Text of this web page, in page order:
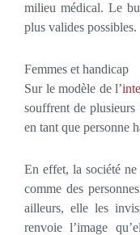
milieu médical. Le
plus valides possibles.
Femmes et handicap
Sur le modèle de l’
souffrent de
en tant que personne
En effet, la société ne
comme des
ailleurs, elle les
renvoie l’image